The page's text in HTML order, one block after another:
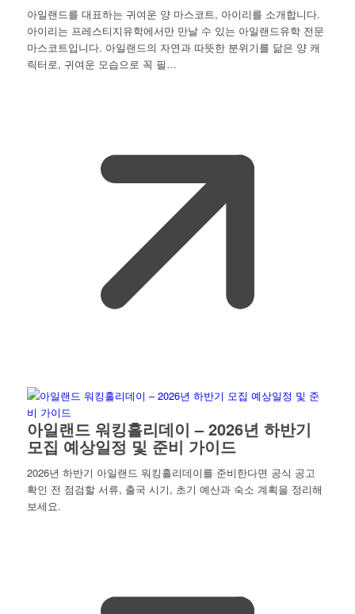
아일랜드를 대표하는 귀여운 양 마스코트, 아이리를 소개합니다.
아이리는 프레스티지유학에서만 만날 수 있는 아일랜드유학 전문
마스코트입니다. 아일랜드의 자연과 따뜻한 분위기를 닮은 양 캐
릭터로, 귀여운 모습으로 꼭 필…
아일랜드 워킹홀리데이 – 2026년 하반기
모집 예상일정 및 준비 가이드
2026년 하반기 아일랜드 워킹홀리데이를 준비한다면 공식 공고
확인 전 점검할 서류, 출국 시기, 초기 예산과 숙소 계획을 정리해
보세요.